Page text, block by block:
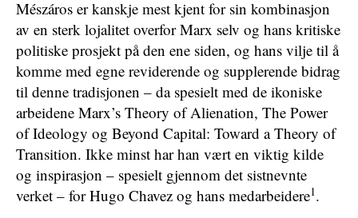
Mészáros er kanskje mest kjent for sin kombinasjon
av en sterk lojalitet overfor Marx selv og hans kritiske
politiske prosjekt på den ene siden, og hans vilje til å
komme med egne reviderende og supplerende bidrag
til denne tradisjonen – da spesielt med de ikoniske
arbeidene Marx’s Theory of Alienation, The Power
of Ideology og Beyond Capital: Toward a Theory of
Transition. Ikke minst har han vært en viktig kilde
og inspirasjon – spesielt gjennom det sistnevnte
verket – for Hugo Chavez og hans medarbeidere1.